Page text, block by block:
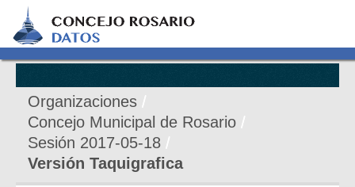
Organizaciones
Concejo Municipal de Rosario
Sesión 2017-05-18
Versión Taquigrafica